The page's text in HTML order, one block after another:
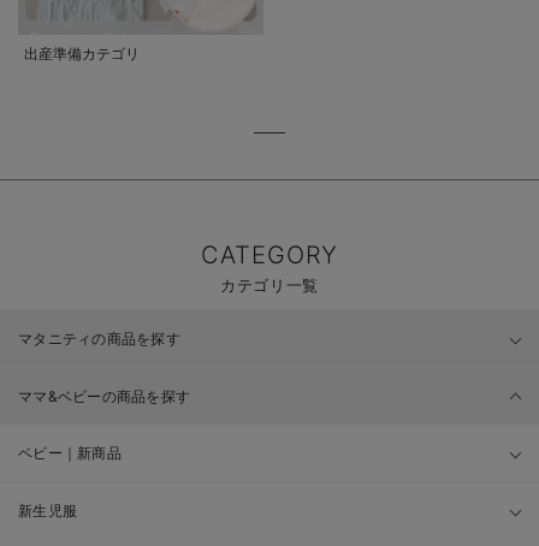
出産準備カテゴリ
CATEGORY
カテゴリ一覧
マタニティの商品を探す
ママ&ベビーの商品を探す
ベビー｜新商品
新生児服